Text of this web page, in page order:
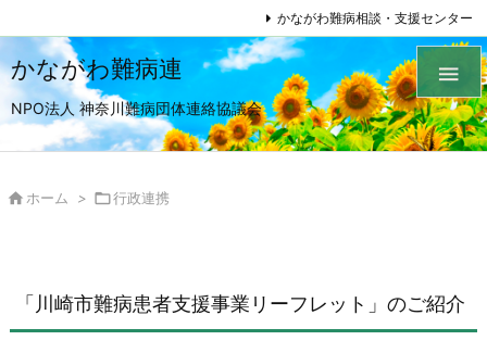
かながわ難病連
NPO法人 神奈川難病団体連絡協議会

かながわ難病相談・支援センター
 ホーム > 行政連携
「川崎市難病患者支援事業リーフレット」のご紹介